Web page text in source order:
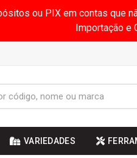
ou PIX em contas que
Importação e
VARIEDADES